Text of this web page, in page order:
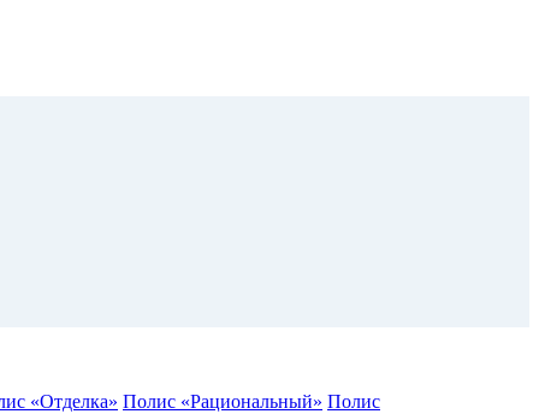
«Отделка» Полис «Рациональный» Полис